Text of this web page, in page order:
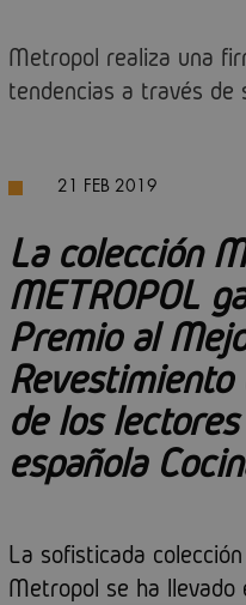
Metropol realiza una
tendencias a través de
21 FEB 2019
La colección
METROPOL
Premio al
de los
española
La sofisticada
Metropol se ha llevado